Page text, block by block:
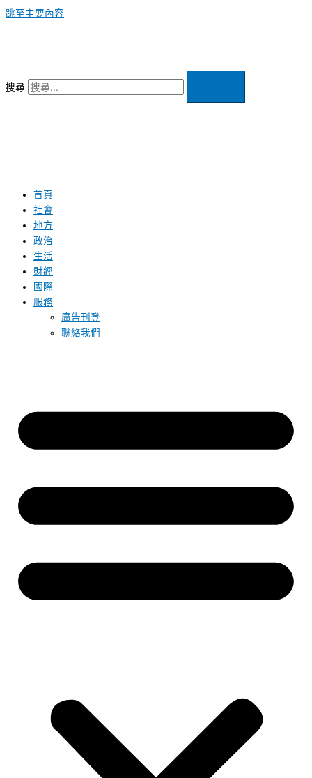
跳至主要內容
搜尋
首頁
社會
地方
政治
生活
財經
國際
服務
廣告刊登
聯絡我們